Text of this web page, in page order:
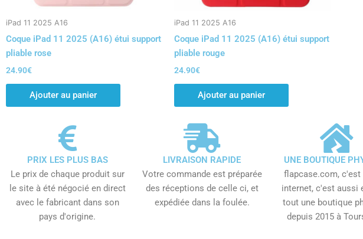
iPad 11 2025 A16
Coque iPad 11 2025 (A16) étui support
pliable rose
24.90€
Ajouter au panier
iPad 11 2025 A16
Coque iPad 11 2025 (A16) étui support
pliable rouge
24.90€
Ajouter au panier
PRIX LES PLUS BAS
Le prix de chaque produit sur
le site à été négocié en direct
avec le fabricant dans son
pays d'origine.
LIVRAISON RAPIDE
Votre commande est préparée
des réceptions de celle ci, et
expédiée dans la foulée.
UNE BOUTIQUE
flapcase.com, c'est
internet, c'est aussi
tout une boutique
depuis 2015 à